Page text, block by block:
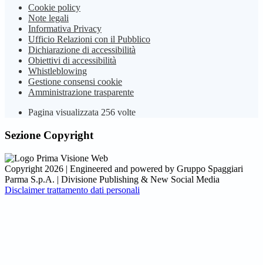
Cookie policy
Note legali
Informativa Privacy
Ufficio Relazioni con il Pubblico
Dichiarazione di accessibilità
Obiettivi di accessibilità
Whistleblowing
Gestione consensi cookie
Amministrazione trasparente
Pagina visualizzata 256 volte
Sezione Copyright
Copyright 2026 | Engineered and powered by Gruppo Spaggiari
Parma S.p.A. | Divisione Publishing & New Social Media
Disclaimer trattamento dati personali